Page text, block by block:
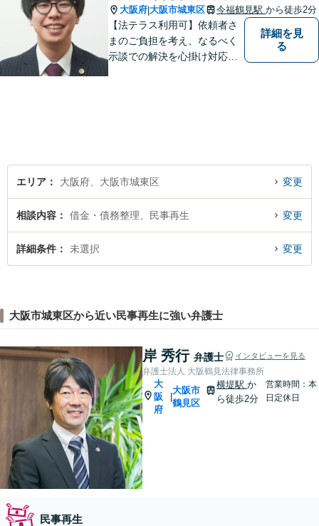
大阪府|大阪市城東区 今福鶴見駅 から徒歩2分
【法テラス利用可】依頼者さ
まのご負担を考え、なるべく
示談での解決を心掛け対応い
詳細を見
る
エリア 大阪府、大阪市城東区 変更
相談内容 借金・債務整理、民事再生 変更
詳細条件 未選択 変更
大阪市城東区から近い民事再生に強い弁護士
岸 秀行 弁護士 インタビューを見る
弁護士法人 大阪鶴見法律事務所
大
阪
府
大阪市
鶴見区
横堤駅 か
ら徒歩2分
営業時間：本
日定休日
民事再生